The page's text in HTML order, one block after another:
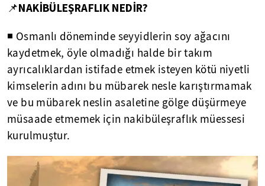
📌NAKİBÜLEŞRAFLIK NEDİR?
◾ Osmanlı döneminde seyyidlerin soy ağacını
kaydetmek, öyle olmadığı halde bir takım
ayrıcalıklardan istifade etmek isteyen kötü niyetli
kimselerin adını bu mübarek nesle karıştırmamak
ve bu mübarek neslin asaletine gölge düşürmeye
müsaade etmemek için nakibüleşraflık müessesi
kurulmuştur.